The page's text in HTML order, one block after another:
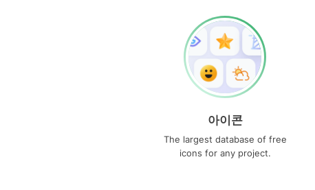
아이콘
The largest database of free
icons for any project.